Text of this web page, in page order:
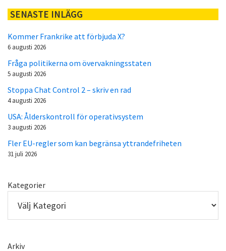
SENASTE INLÄGG
Kommer Frankrike att förbjuda X?
6 augusti 2026
Fråga politikerna om övervakningsstaten
5 augusti 2026
Stoppa Chat Control 2 – skriv en rad
4 augusti 2026
USA: Ålderskontroll för operativsystem
3 augusti 2026
Fler EU-regler som kan begränsa yttrandefriheten
31 juli 2026
Kategorier
Arkiv